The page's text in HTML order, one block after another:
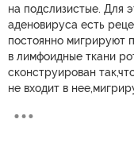
на подслизистые. Для
аденовируса есть
постоянно мигрируют
в лимфоидные ткани
сконструирован
не входит в